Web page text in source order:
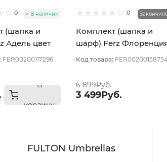
0 В наличии
(шапка и
Адель цвет
FER00200117296
В
корзину
0
Комплект (шапка и
шарф) Ferz
цвет Белый
Код товара:
6 899Руб.
3 499Руб.
FULTON Umbrellas